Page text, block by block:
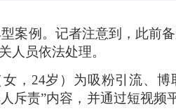
案例。记者注意到，此前
人员依法处理。
，24岁）为吸粉引流、
斥责”内容，并通过短视